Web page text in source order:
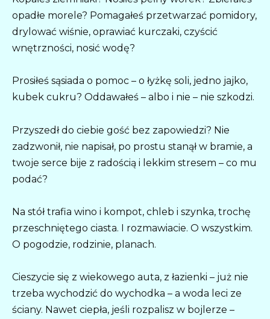
opadłe morele? Pomagałeś przetwarzać pomidory,
drylować wiśnie, oprawiać kurczaki, czyścić
wnętrzności, nosić wodę?
Prosiłeś sąsiada o pomoc – o łyżkę soli, jedno jajko,
kubek cukru? Oddawałeś – albo i nie – nie szkodzi.
Przyszedł do ciebie gość bez zapowiedzi? Nie
zadzwonił, nie napisał, po prostu stanął w bramie, a
twoje serce bije z radością i lekkim stresem – co mu
podać?
Na stół trafia wino i kompot, chleb i szynka, trochę
przeschniętego ciasta. I rozmawiacie. O wszystkim.
O pogodzie, rodzinie, planach.
Cieszycie się z wiekowego auta, z łazienki – już nie
trzeba wychodzić do wychodka – a woda leci ze
ściany. Nawet ciepła, jeśli rozpalisz w bojlerze –